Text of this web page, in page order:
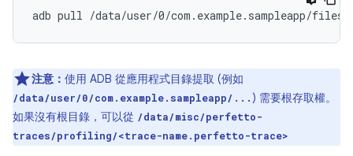
adb pull
注意： 使用 ADB 從應用程式目錄提取 (例如
/data/user/0/com.example.sampleapp/... ) 需要根存取權。
如果沒有根目錄，可以從 /data/misc/perfetto-
traces/profiling/<trace-name.perfetto-trace>